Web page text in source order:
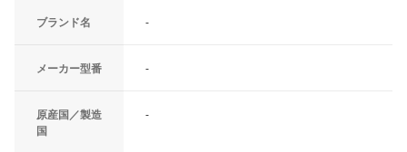
ブランド名 -
メーカー型番 -
原産国／製造
国
-